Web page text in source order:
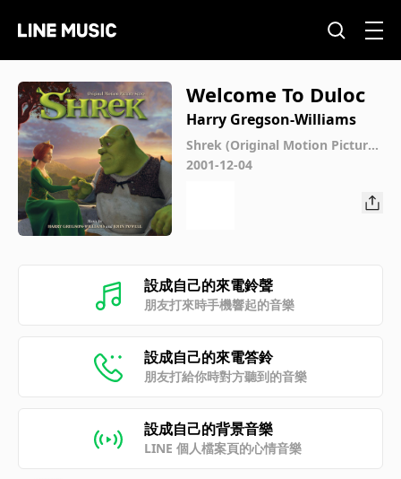
Welcome To Duloc
Harry Gregson-Williams
Shrek (Original Motion Picture
Score)
2001-12-04
設成自己的來電鈴聲
朋友打來時手機響起的音樂
設成自己的來電答鈴
朋友打給你時對方聽到的音樂
設成自己的背景音樂
LINE 個人檔案頁的心情音樂